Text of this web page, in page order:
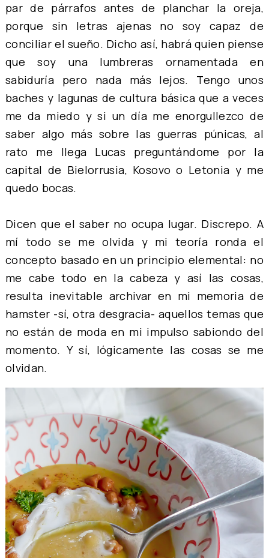
par de párrafos antes de planchar la oreja,
porque sin letras ajenas no soy capaz de
conciliar el sueño. Dicho así, habrá quien piense
que soy una lumbreras ornamentada en
sabiduría pero nada más lejos. Tengo unos
baches y lagunas de cultura básica que a veces
me da miedo y si un día me enorgullezco de
saber algo más sobre las guerras púnicas, al
rato me llega Lucas preguntándome por la
capital de Bielorrusia, Kosovo o Letonia y me
quedo bocas.
Dicen que el saber no ocupa lugar. Discrepo. A
mí todo se me olvida y mi teoría ronda el
concepto basado en un principio elemental: no
me cabe todo en la cabeza y así las cosas,
resulta inevitable archivar en mi memoria de
hamster -sí, otra desgracia- aquellos temas que
no están de moda en mi impulso sabiondo del
momento. Y sí, lógicamente las cosas se me
olvidan.